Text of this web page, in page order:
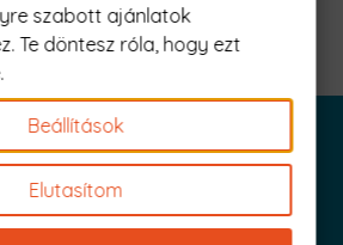
5990 Ft-
is az 1000 Ft értékű kuponod!
szabott ajánlatok
Te döntesz róla, hogy ezt
Beállítások
Elutasítom